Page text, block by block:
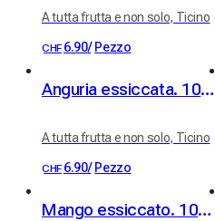
A tutta frutta e non solo, Ticino
CHF 6.90/ Pezzo
Anguria essiccata. 100% frutta
A tutta frutta e non solo, Ticino
CHF 6.90/ Pezzo
Mango essiccato. 100% frutta